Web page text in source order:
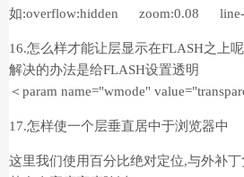
如:overflow:hidden zoom:0.08 line-
16.怎么样才能让层显示在FLASH之上呢
解决的办法是给FLASH设置透明
＜param name="wmode"
17.怎样使一个层垂直居中于浏览器中
这里我们使用百分比绝对定位,与外补